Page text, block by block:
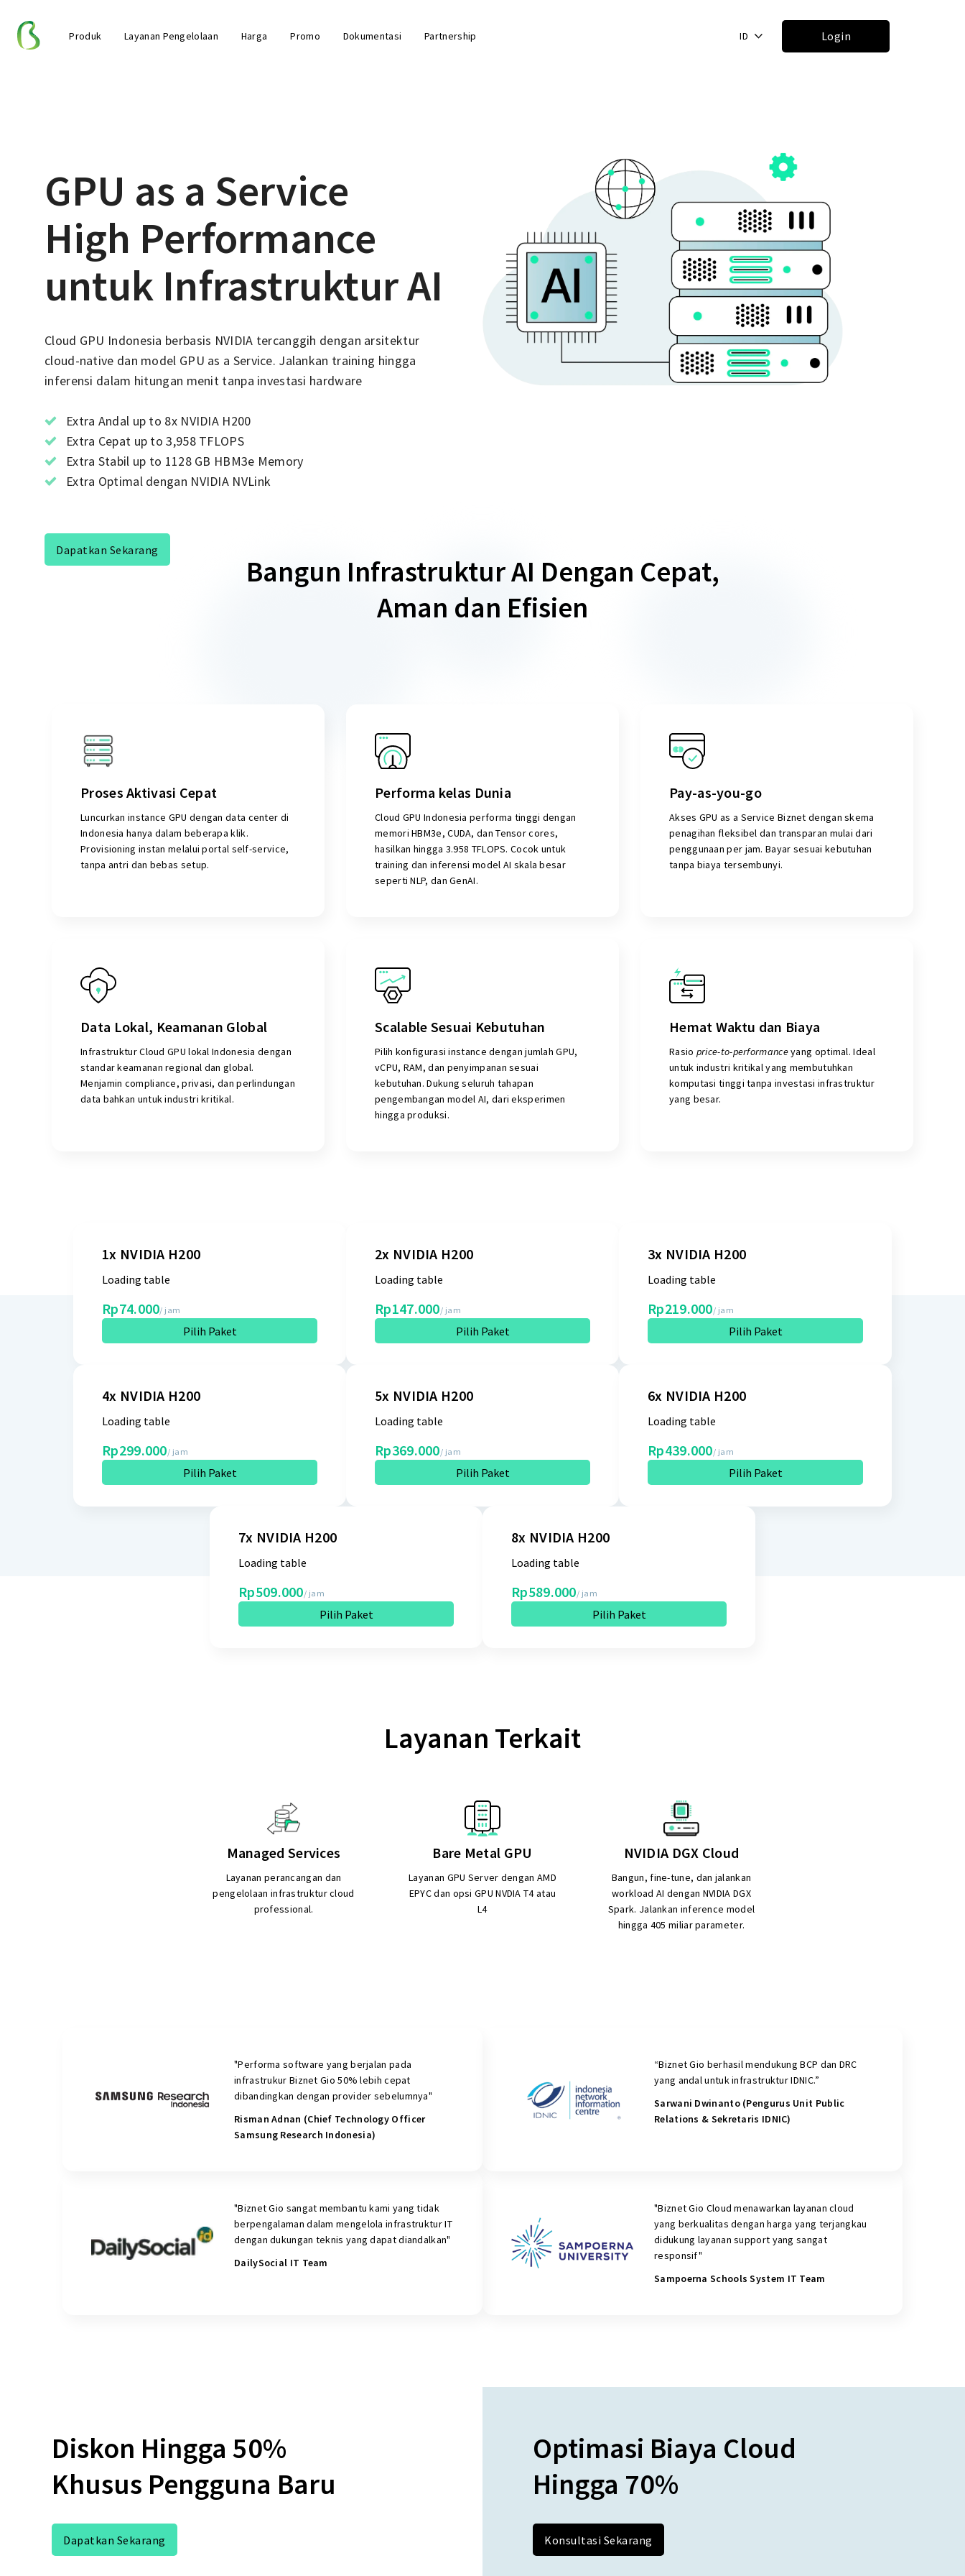
Produk Layanan Pengelolaan Harga Promo Dokumentasi Partnership ID Login
GPU as a Service
High Performance
untuk Infrastruktur AI
Cloud GPU Indonesia berbasis NVIDIA tercanggih dengan arsitektur
cloud-native dan model GPU as a Service. Jalankan training hingga
inferensi dalam hitungan menit tanpa investasi hardware
Extra Andal up to 8x NVIDIA H200
Extra Cepat up to 3,958 TFLOPS
Extra Stabil up to 1128 GB HBM3e Memory
Extra Optimal dengan NVIDIA NVLink
Dapatkan Sekarang
Bangun Infrastruktur AI Dengan Cepat,
Aman dan Efisien
Proses Aktivasi Cepat
Luncurkan instance GPU dengan data center di
Indonesia hanya dalam beberapa klik.
Provisioning instan melalui portal self-service,
tanpa antri dan bebas setup.
Performa kelas Dunia
Cloud GPU Indonesia performa tinggi dengan
memori HBM3e, CUDA, dan Tensor cores,
hasilkan hingga 3.958 TFLOPS. Cocok untuk
training dan inferensi model AI skala besar
seperti NLP, dan GenAI.
Pay-as-you-go
Akses GPU as a Service Biznet dengan skema
penagihan fleksibel dan transparan mulai dari
penggunaan per jam. Bayar sesuai kebutuhan
tanpa biaya tersembunyi.
Data Lokal, Keamanan Global
Infrastruktur Cloud GPU lokal Indonesia dengan
standar keamanan regional dan global.
Menjamin compliance, privasi, dan perlindungan
data bahkan untuk industri kritikal.
Scalable Sesuai Kebutuhan
Pilih konfigurasi instance dengan jumlah GPU,
vCPU, RAM, dan penyimpanan sesuai
kebutuhan. Dukung seluruh tahapan
pengembangan model AI, dari eksperimen
hingga produksi.
Hemat Waktu dan Biaya
Rasio price-to-performanceyang optimal. Ideal
untuk industri kritikal yang membutuhkan
komputasi tinggi tanpa investasi infrastruktur
yang besar.
1x NVIDIA H200
Loading table
Rp74.000/ jam
Pilih Paket
2x NVIDIA H200
Loading table
Rp147.000/ jam
Pilih Paket
3x NVIDIA H200
Loading table
Rp219.000/ jam
Pilih Paket
4x NVIDIA H200
Loading table
Rp299.000/ jam
Pilih Paket
5x NVIDIA H200
Loading table
Rp369.000/ jam
Pilih Paket
6x NVIDIA H200
Loading table
Rp439.000/ jam
Pilih Paket
7x NVIDIA H200
Loading table
Rp509.000/ jam
Pilih Paket
8x NVIDIA H200
Loading table
Rp589.000/ jam
Pilih Paket
Layanan Terkait
Managed Services
Layanan perancangan dan
pengelolaan infrastruktur cloud
professional.
Bare Metal GPU
Layanan GPU Server dengan AMD
EPYC dan opsi GPU NVDIA T4 atau
L4
NVIDIA DGX Cloud
Bangun, fine-tune, dan jalankan
workload AI dengan NVIDIA DGX
Spark. Jalankan inference model
hingga 405 miliar parameter.
"Performa software yang berjalan pada
infrastrukur Biznet Gio 50% lebih cepat
dibandingkan dengan provider sebelumnya"
Risman Adnan (Chief Technology Officer
Samsung Research Indonesia)
“Biznet Gio berhasil mendukung BCP dan DRC
yang andal untuk infrastruktur IDNIC.”
Sarwani Dwinanto (Pengurus Unit Public
Relations & Sekretaris IDNIC)
"Biznet Gio sangat membantu kami yang tidak
berpengalaman dalam mengelola infrastruktur IT
dengan dukungan teknis yang dapat diandalkan"
DailySocial IT Team
"Biznet Gio Cloud menawarkan layanan cloud
yang berkualitas dengan harga yang terjangkau
didukung layanan support yang sangat
responsif"
Sampoerna Schools System IT Team
Diskon Hingga 50%
Khusus Pengguna Baru
Dapatkan Sekarang
Optimasi Biaya Cloud
Hingga 70%
Konsultasi Sekarang